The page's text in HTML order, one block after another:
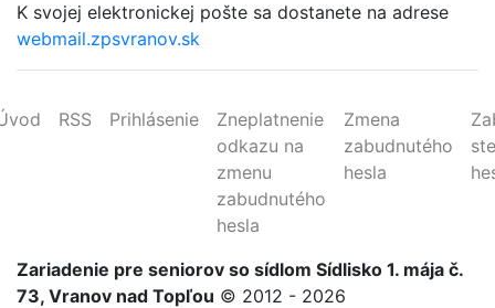
K svojej elektronickej pošte sa dostanete na adrese
webmail.zpsvranov.sk
RSS Prihlásenie
Zneplatnenie
odkazu na
zmenu
zabudnutého
hesla
Zmena
zabudnutého
hesla
ste
Zariadenie pre seniorov so sídlom Sídlisko 1. mája č.
73, Vranov nad Topľou © 2012 - 2026